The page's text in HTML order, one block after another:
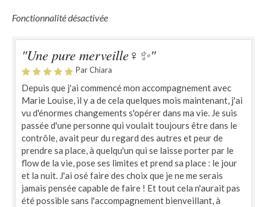
Fonctionnalité désactivée
"Une pure merveille‍♀️✨"
Par Chiara
Depuis que j'ai commencé mon accompagnement avec
Marie Louise, il y a de cela quelques mois maintenant, j'ai
vu d'énormes changements s'opérer dans ma vie. Je suis
passée d'une personne qui voulait toujours être dans le
contrôle, avait peur du regard des autres et peur de
prendre sa place, à quelqu'un qui se laisse porter par le
flow de la vie, pose ses limites et prend sa place : le jour
et la nuit. J'ai osé faire des choix que je ne me serais
jamais pensée capable de faire ! Et tout cela n'aurait pas
été possible sans l'accompagnement bienveillant, à